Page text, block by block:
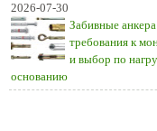
2026-07-30
Забивные
требования к
и выбор по
основанию